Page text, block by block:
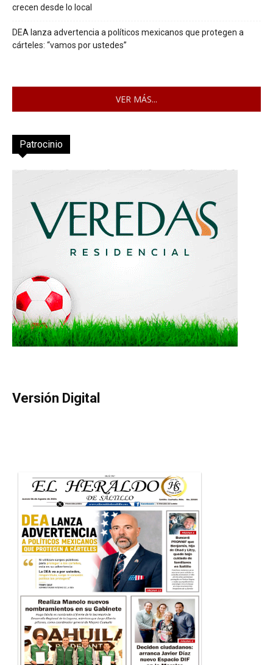
crecen desde lo local
DEA lanza advertencia a políticos mexicanos que protegen a
cárteles: “vamos por ustedes”
VER MÁS...
Patrocinio
Versión Digital